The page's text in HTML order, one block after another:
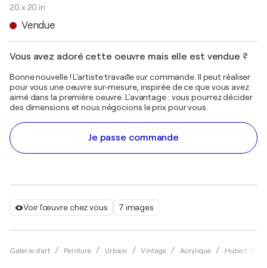
Voir l'œuvre chez vous 7 images
Galerie d'art Peinture Urbain Vintage Acrylique Hubert
20 x 20 in
Vendue
Vous avez adoré cette oeuvre mais elle est vendue ?
Bonne nouvelle ! L'artiste travaille sur commande. Il peut réaliser
pour vous une oeuvre sur-mesure, inspirée de ce que vous avez
aimé dans la première oeuvre. L'avantage : vous pourrez décider
des dimensions et nous négocions le prix pour vous.
Je passe commande